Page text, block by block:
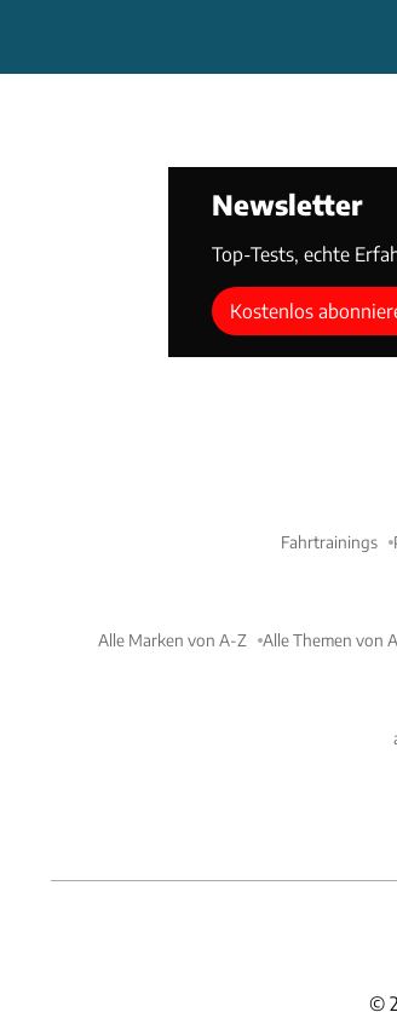
Newsletter
Top-Tests, echte
Kostenlos
Fahrtrainings
Alle Marken von A-Z Alle Themen von
©